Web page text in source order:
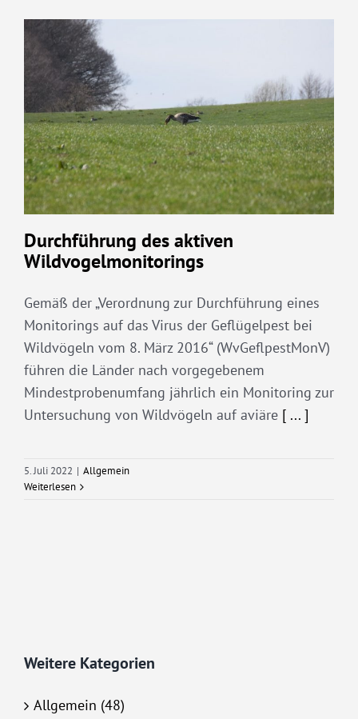
Durchführung des aktiven
Wildvogelmonitorings
Gemäß der „Verordnung zur Durchführung eines
Monitorings auf das Virus der Geflügelpest bei
Wildvögeln vom 8. März 2016“ (WvGeflpestMonV)
führen die Länder nach vorgegebenem
Mindestprobenumfang jährlich ein Monitoring zur
Untersuchung von Wildvögeln auf aviäre [ ... ]
5. Juli 2022 | Allgemein
Weiterlesen
Weitere Kategorien
Allgemein (48)